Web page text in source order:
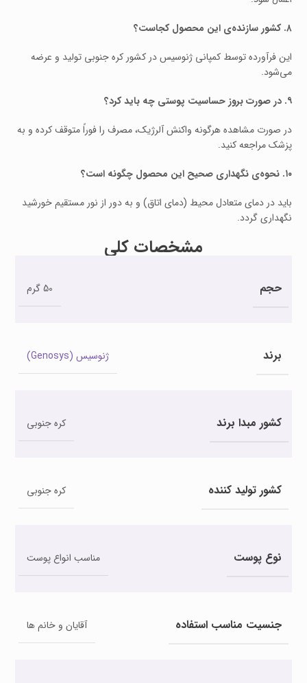
۸. کشور سازنده‌ی این محصول کجاست؟
این فرآورده توسط کمپانی ژنوسیس در کشور کره جنوبی تولید و عرضه
می‌شود.
۹. در صورت بروز حساسیت پوستی چه باید کرد؟
در صورت مشاهده هرگونه واکنش آلرژیک، مصرف را فوراً متوقف کرده و به
پزشک مراجعه کنید.
۱۰. نحوه‌ی نگهداری صحیح این محصول چگونه است؟
باید در دمای متعادل محیط (دمای اتاق) و به دور از نور مستقیم خورشید
نگهداری گردد.
مشخصات کلی
حجم 50 گرم
برند ژنوسیس (Genosys)
کشور مبدا برند کره جنوبی
کشور تولید کننده کره جنوبی
نوع پوست مناسب انواع پوست
جنسیت مناسب استفاده آقایان و خانم ها